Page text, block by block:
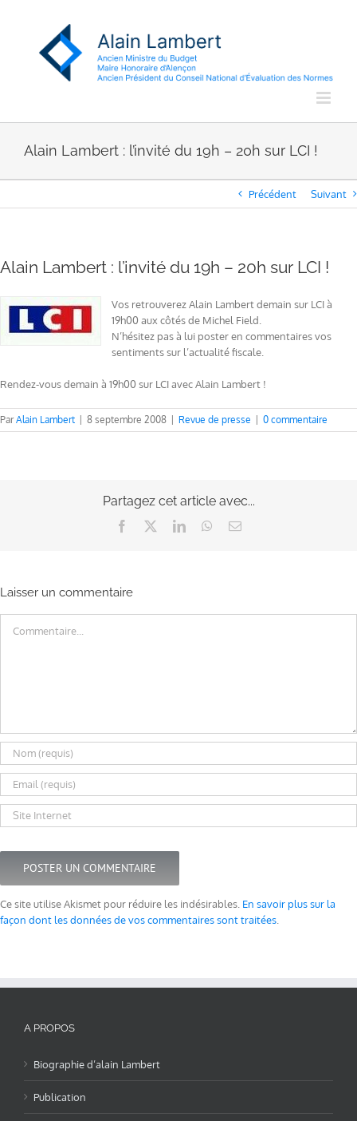
Alain Lambert : l’invité du 19h – 20h sur LCI !
Précédent Suivant
Alain Lambert : l’invité du 19h – 20h sur LCI !
Vos retrouverez Alain Lambert demain sur LCI à
19h00 aux côtés de Michel Field.
N’hésitez pas à lui poster en commentaires vos
sentiments sur l’actualité fiscale.
Rendez-vous demain à 19h00 sur LCI avec Alain Lambert !
ParAlain Lambert 8 septembre 2008 Revue de presse 0 commentaire
Partagez cet article avec...
Facebook LinkedInWhatsApp
Email
Laisser un commentaire
Ce site utilise Akismet pour réduire les indésirables. En savoir plus sur la
façon dont les données de vos commentaires sont traitées
A PROPOS
Biographie d’alain Lambert
Publication